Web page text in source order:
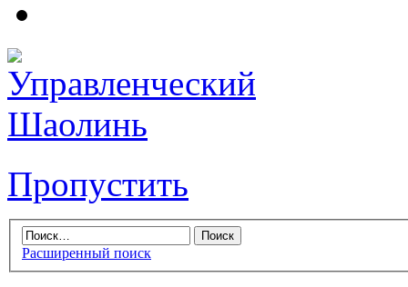
Пропустить
Расширенный поиск